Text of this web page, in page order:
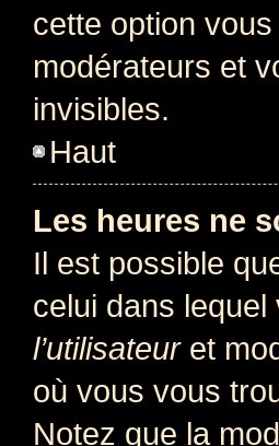
cette option
modérateurs et
invisibles.
Haut
Les heures ne
Il est possible
celui dans
l’utilisateuret
où vous vous
Notez que la